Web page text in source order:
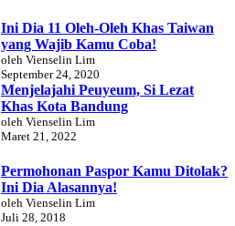
Ini Dia 11 Oleh-Oleh Khas Taiwan
yang Wajib Kamu Coba!
oleh Vienselin Lim
September 24, 2020
Menjelajahi Peuyeum, Si Lezat
Khas Kota Bandung
oleh Vienselin Lim
Maret 21, 2022
Permohonan Paspor Kamu Ditolak?
Ini Dia Alasannya!
oleh Vienselin Lim
Juli 28, 2018